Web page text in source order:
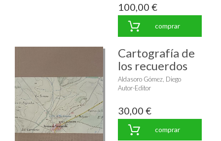
100,00 €
comprar
Cartografía de
los recuerdos
Aldasoro Gómez, Diego
Autor-Editor
30,00 €
comprar